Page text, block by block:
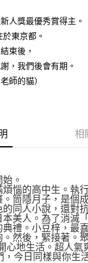
下不需立刻繳費，但若您
同意取消之訂單仍視為有
先享後付 」之結帳頁
消欲退款等相關疑問，請
徵得法定代理人或監護人
」時，將依據個別帳號
；若仍有額度不足之情
或使用他人資訊註冊。若
權停止該用戶之使用額
含以上)免運費
含以上)免運費
含以上)免運費
含以上)免運費
人獎最優秀賞得主。
東京都。
束後，
，我們後會有期。
師的貓）
相
。
惱的高中生。執
筒隱月子，是個
同人小說，還對
美人。為了消滅
禮。小豆梓，最
然後，緊接著。
心地生活。超人氣
今日同樣與你生